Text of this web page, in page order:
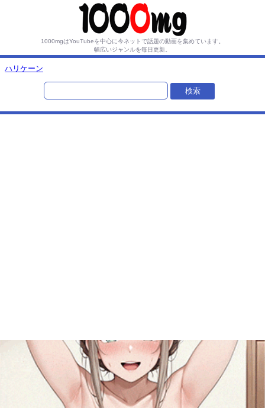
1000mgはYouTubeを中心に今ネットで話題の動画を集めています。
幅広いジャンルを毎日更新。
ハリケーン